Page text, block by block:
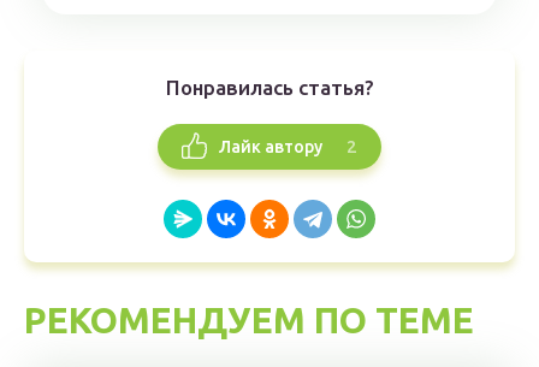
Понравилась статья?
Лайк автору 2
РЕКОМЕНДУЕМ ПО ТЕМЕ